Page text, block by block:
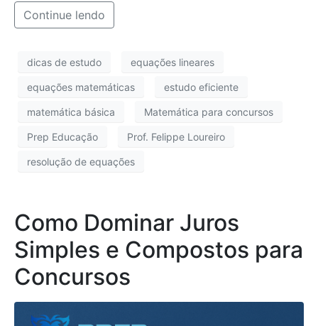
Continue lendo
dicas de estudo equações lineares
equações matemáticas estudo eficiente
matemática básica Matemática para concursos
Prep Educação Prof. Felippe Loureiro
resolução de equações
Como Dominar Juros
Simples e Compostos para
Concursos